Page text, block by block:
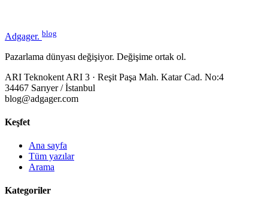
Adgager. blog
Pazarlama dünyası değişiyor. Değişime ortak ol.
ARI Teknokent ARI 3 · Reşit Paşa Mah. Katar Cad. No:4
34467 Sarıyer / İstanbul
blog@adgager.com
Keşfet
Ana sayfa
Tüm yazılar
Arama
Kategoriler